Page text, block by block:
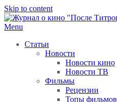
Skip to content
Menu
Статьи
Новости
Новости кино
Новости ТВ
Фильмы
Рецензии
Топы фильмов